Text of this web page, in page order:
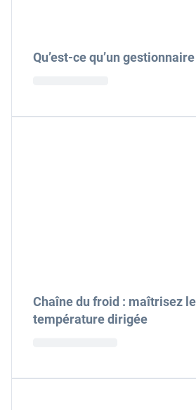
Qu’est-ce qu’un
Chaîne du froid : maîtrisez
température dirigée